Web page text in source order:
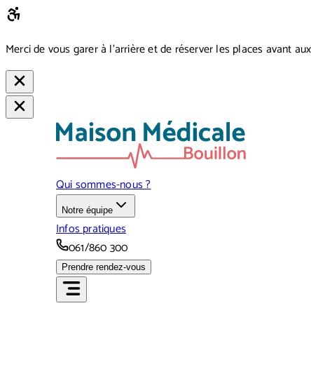
Merci de vous garer à l’arrière et de réserver les places avant
Qui sommes-nous ?
Notre équipe
Infos pratiques
061/860 300
Prendre rendez-vous